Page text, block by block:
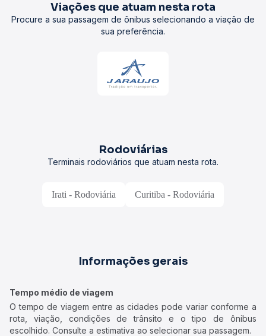
Viações que atuam nesta rota
Procure a sua passagem de ônibus selecionando a viação de
sua preferência.
Rodoviárias
Terminais rodoviários que atuam nesta rota.
Irati - Rodoviária Curitiba - Rodoviária
Informações gerais
Tempo médio de viagem
O tempo de viagem entre as cidades pode variar conforme a
rota, viação, condições de trânsito e o tipo de ônibus
escolhido. Consulte a estimativa ao selecionar sua passagem.